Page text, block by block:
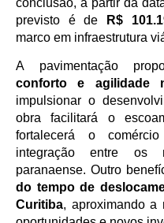
previsto é de
R$
marco em infraestrutura
A pavimentação
conforto e agilidade
impulsionar o
obra facilitará o
fortalecerá o
integração entre os
paranaense. Outro
do tempo de
Curitiba, aproximando a